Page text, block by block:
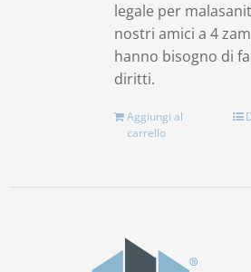
legale per
nostri amici a 4
hanno bisogno di
diritti.
Aggiungi al
carrello